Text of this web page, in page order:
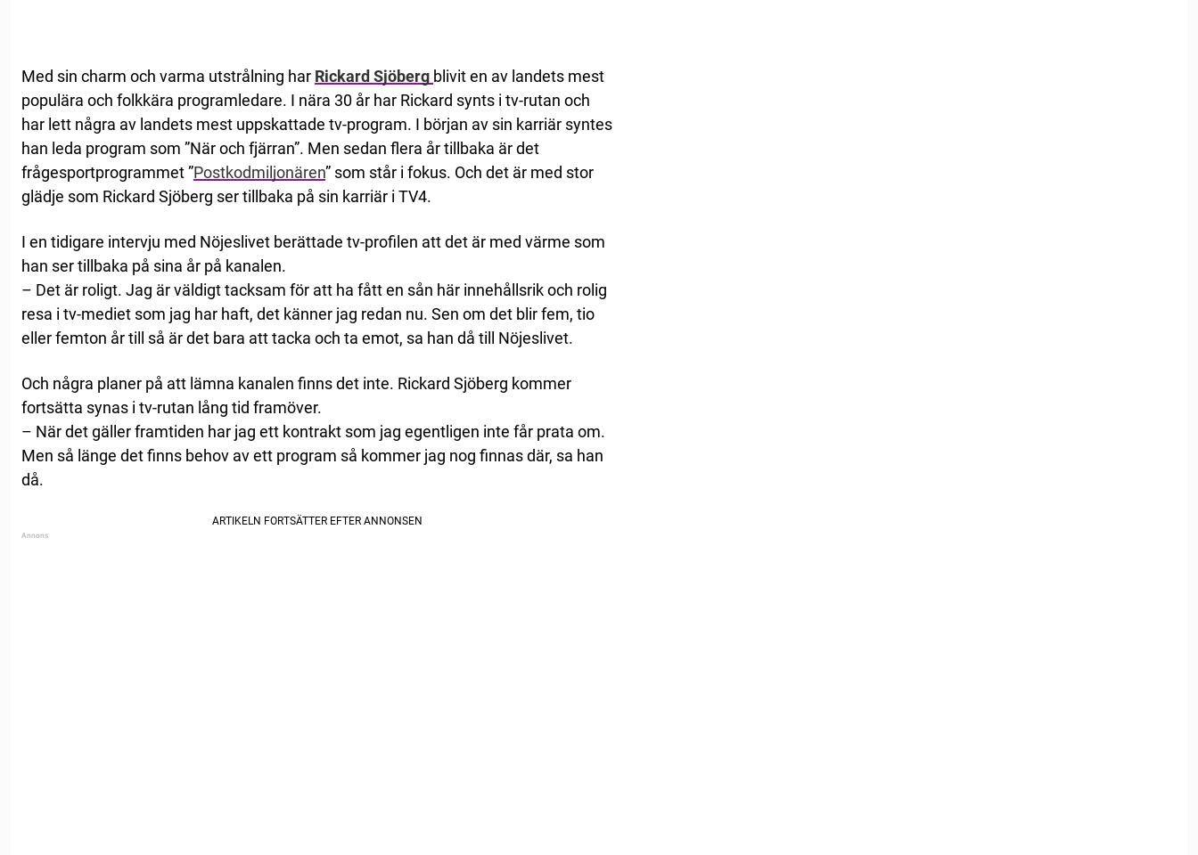
Med sin charm och varma utstrålning har Rickard Sjöberg blivit en av landets mest
populära och folkkära programledare. I nära 30 år har Rickard synts i tv-rutan och
har lett några av landets mest uppskattade tv-program. I början av sin karriär syntes
han leda program som ”När och fjärran”. Men sedan flera år tillbaka är det
frågesportprogrammet ”Postkodmiljonären” som står i fokus. Och det är med stor
glädje som Rickard Sjöberg ser tillbaka på sin karriär i TV4.
I en tidigare intervju med Nöjeslivet berättade tv-profilen att det är med värme som
han ser tillbaka på sina år på kanalen.
– Det är roligt. Jag är väldigt tacksam för att ha fått en sån här innehållsrik och rolig
resa i tv-mediet som jag har haft, det känner jag redan nu. Sen om det blir fem, tio
eller femton år till så är det bara att tacka och ta emot, sa han då till Nöjeslivet.
Och några planer på att lämna kanalen finns det inte. Rickard Sjöberg kommer
fortsätta synas i tv-rutan lång tid framöver.
– När det gäller framtiden har jag ett kontrakt som jag egentligen inte får prata om.
Men så länge det finns behov av ett program så kommer jag nog finnas där, sa han
då.